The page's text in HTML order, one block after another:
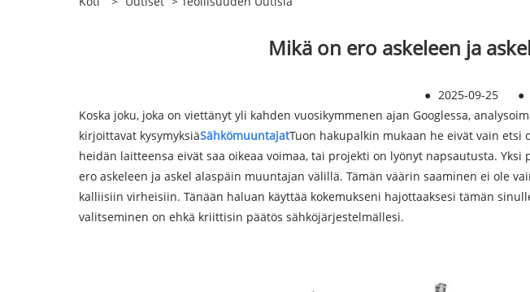
Mikä on ero askeleen ja
● 2025-09-25 ●
Koska joku, joka on viettänyt yli kahden vuosikymmenen ajan Googlessa,
kirjoittavat kysymyksiäSähkömuuntajatTuon hakupalkin mukaan he eivät vain
heidän laitteensa eivät saa oikeaa voimaa, tai projekti on lyönyt napsautusta.
ero askeleen ja askel alaspäin muuntajan välillä. Tämän väärin saaminen ei ole
kalliisiin virheisiin. Tänään haluan käyttää kokemukseni hajottaaksesi tämän
valitseminen on ehkä kriittisin päätös sähköjärjestelmällesi.